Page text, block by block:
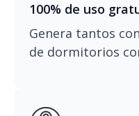
100% de uso
Genera tantos
de dormitorios